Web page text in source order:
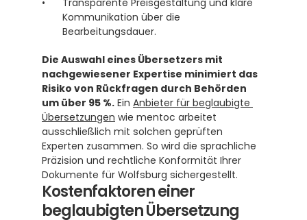
Transparente Preisgestaltung und klare
Kommunikation über die
Bearbeitungsdauer.
Die Auswahl eines Übersetzers mit
nachgewiesener Expertise minimiert das
Risiko von Rückfragen durch Behörden
um über 95 %. Ein Anbieter für beglaubigte
Übersetzungen wie mentoc arbeitet
ausschließlich mit solchen geprüften
Experten zusammen. So wird die sprachliche
Präzision und rechtliche Konformität Ihrer
Dokumente für Wolfsburg sichergestellt.
Kostenfaktoren einer
beglaubigten Übersetzung